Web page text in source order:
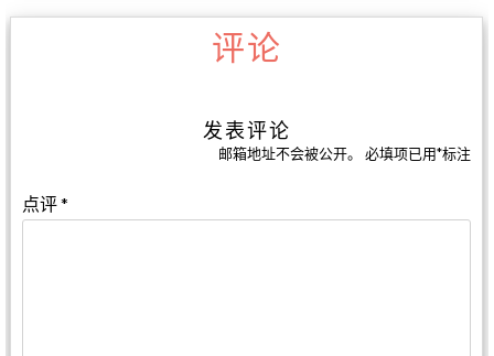
评论
发表评论
邮箱地址不会被公开。 必填项已用*标注
点评*